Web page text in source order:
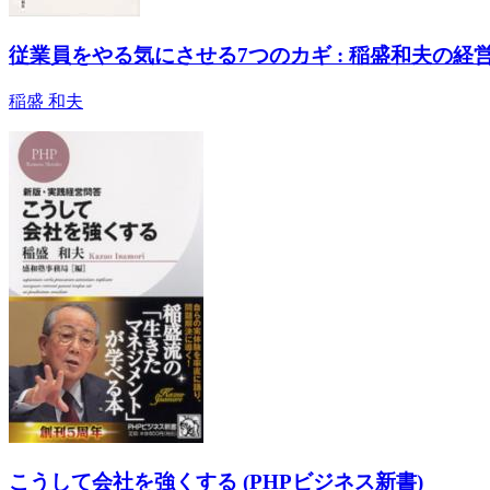
従業員をやる気にさせる7つのカギ : 稲盛和夫の経
稲盛 和夫
こうして会社を強くする (PHPビジネス新書)